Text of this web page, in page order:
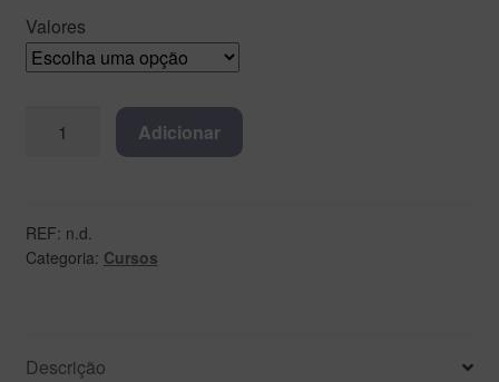
Valores
Adicionar
REF: n.d.
Categoria: Cursos
Descrição